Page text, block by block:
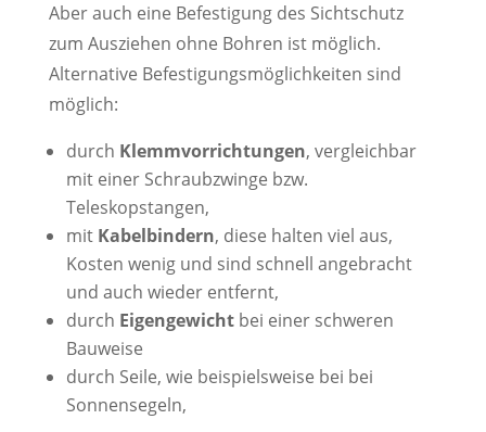
Aber auch eine Befestigung des Sichtschutz
zum Ausziehen ohne Bohren ist möglich.
Alternative Befestigungsmöglichkeiten sind
möglich:
durch Klemmvorrichtungen, vergleichbar
mit einer Schraubzwinge bzw.
Teleskopstangen,
mit Kabelbindern, diese halten viel aus,
Kosten wenig und sind schnell angebracht
und auch wieder entfernt,
durch Eigengewicht bei einer schweren
Bauweise
durch Seile, wie beispielsweise bei bei
Sonnensegeln,